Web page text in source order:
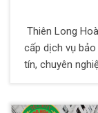
Thiên Long
cấp dịch vụ bảo
tín, chuyên